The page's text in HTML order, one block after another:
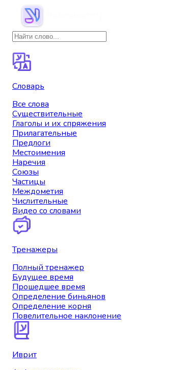
Словарь
Все слова
Существительные
Глаголы и их спряжения
Прилагательные
Предлоги
Местоимения
Наречия
Союзы
Частицы
Междометия
Числительные
Видео со словами
Тренажеры
Полный тренажер
Будущее время
Прошедшее время
Определение биньянов
Определение корня
Повелительное наклонение
Иврит